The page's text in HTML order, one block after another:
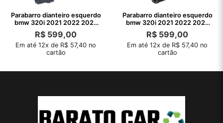
Parabarro dianteiro esquerdo
bmw 320i 2021 2022 2023
frente
R$ 599,00
Em até 12x de R$ 57,40 no
cartão
Parabarro dianteiro esquerdo
bmw 320i 2021 2022 2023
2024
R$ 599,00
Em até 12x de R$ 57,40 no
cartão